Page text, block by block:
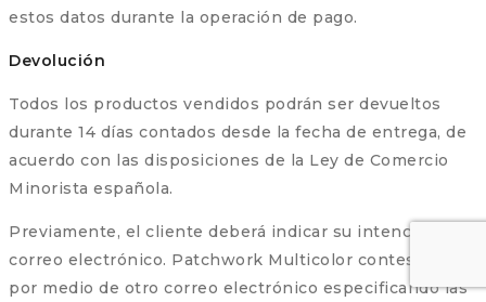
estos datos durante la operación de pago.
Devolución
Todos los productos vendidos podrán ser devueltos
durante 14 días contados desde la fecha de entrega, de
acuerdo con las disposiciones de la Ley de Comercio
Minorista española.
Previamente, el cliente deberá indicar su intención por
correo electrónico. Patchwork Multicolor contestará
por medio de otro correo electrónico especificando las